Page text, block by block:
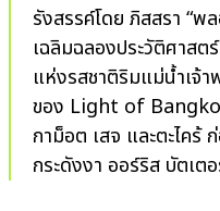
รังสรรค์โดย ภิสสรา “พ
เฉลิมฉลองประวัติศาส
แห่งรสชาติริมแม่น้ำเจ้าพระยา โครงสร้างก
ของ Light of
กาม็อต เสจ และตะไคร้
กระดังงา ออร์ริส บัตเ